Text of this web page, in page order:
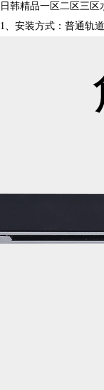
日韩精品一区二区三区
1、安装方式 ： 普通轨道